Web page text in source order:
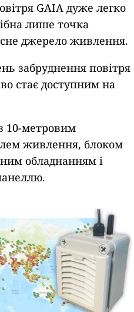
GAIA дуже легко
лише точка
джерело живлення.
забруднення повітря
стає доступним на
10-метровим
живлення, блоком
обладнанням і